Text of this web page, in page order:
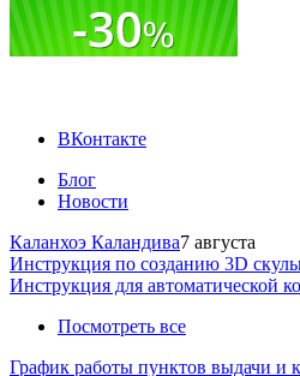
ВКонтакте
Блог
Новости
Каланхоэ Каландива7 августа
Инструкция по созданию 3D
Инструкция для автоматической
Посмотреть все
График работы пунктов выдачи и